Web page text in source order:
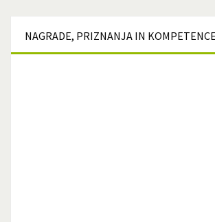
NAGRADE, PRIZNANJA IN KOMPETENCE